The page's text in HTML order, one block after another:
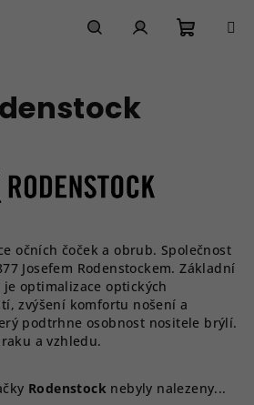
očních čoček a obrub. Společnost
Josefem Rodenstockem. Základní
optimalizace optických
zvýšení komfortu nošení a
podtrhne osobnost nositele brýlí.
a vzhledu.
Rodenstock nebyly nalezeny...